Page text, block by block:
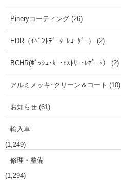
Pineryコーティング (26)
EDR（ｲﾍﾞﾝﾄﾃﾞｰﾀｰﾚｺｰﾀﾞｰ） (2)
BCHR(ﾎﾞｯｼｭ･ｶｰ･ﾋｽﾄﾘｰ･ﾚﾎﾟｰﾄ） (2)
アルミメッキ･クリーン＆コート (10)
お知らせ (61)
輸入車
(1,249)
修理・整備
(1,294)